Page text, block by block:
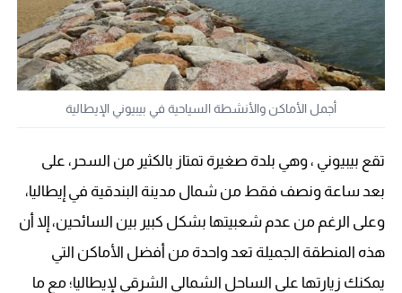
أجمل الأماكن والأنشطة السياحية في بيبيوني الإيطالية
تقع بيبيوني ، وهي بلدة صغيرة تمتاز بالكثير من السحر، على
بعد ساعة ونصف فقط من شمال مدينة البندقية في إيطاليا،
وعلى الرغم من عدم شعبيتها بشكل كبير بين السائحين، إلا أن
هذه المنطقة الجميلة تعد واحدة من أفضل الأماكن التي
يمكنك زيارتها على الساحل الشمالي الشرقي لإيطاليا؛ مع ما